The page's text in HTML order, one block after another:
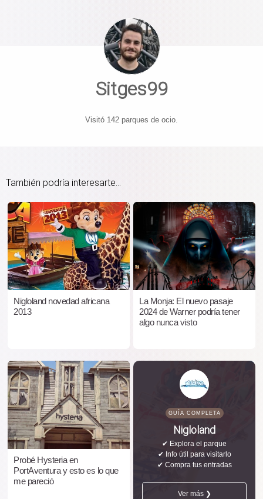
Sitges99
Visitó 142 parques de ocio.
También podría interesarte...
Nigloland novedad africana
2013
La Monja: El nuevo pasaje
2024 de Warner podría tener
algo nunca visto
Probé Hysteria en
PortAventura y esto es lo que
me pareció
GUÍA COMPLETA
Nigloland
✔ Explora el parque
✔ Info útil para visitarlo
✔ Compra tus entradas
Ver más ❯